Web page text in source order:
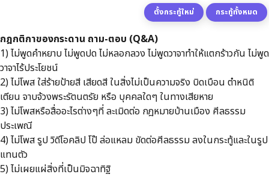
ตั้งกระทู้ใหม่ กระทู้ทั้งหมด
กฎกติกาของกระดาน ถาม-ตอบ (Q&A)
1) ไม่พูดคำหยาบ ไม่พูดปด ไม่หลอกลวง ไม่พูดวาจาทำให้แตกร้าวกัน ไม่พูด
วาจาไร้ประโยชน์
2) ไม่โพส ใส่ร้ายป้ายสี เสียดสี ในสิ่งไม่เป็นความจริง บิดเบือน ตำหนิติ
เตียน จาบจ้วงพระรัตนตรัย หรือ บุคคลใดๆ ในทางเสียหาย
3) ไม่โพสหรือสื่ออะไรต่างๆที่ ละเมิดต่อ กฎหมายบ้านเมือง ศีลธรรม
ประเพณี
4) ไม่โพส รูป วิดีโอคลิป โป๊ ล่อแหลม ขัดต่อศีลธรรม ลงในกระทู้และในรูป
แทนตัว
5) ไม่เผยแผ่สิ่งที่เป็นมิจฉาทิฐิ